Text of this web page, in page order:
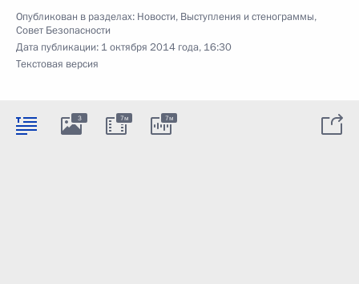
Опубликован в разделах: Новости, Выступления и стенограммы,
Совет Безопасности
Дата публикации: 1 октября 2014 года, 16:30
Текстовая версия
3 7м 7м